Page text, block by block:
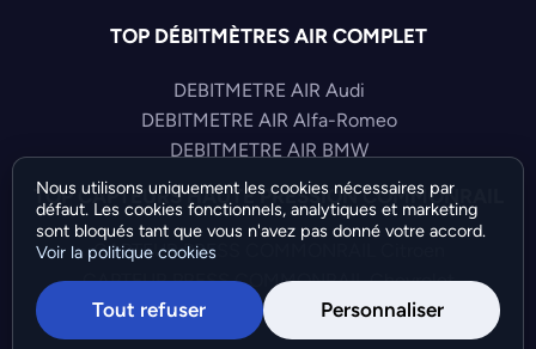
TOP DÉBITMÈTRES AIR COMPLET
DEBITMETRE AIR Audi
DEBITMETRE AIR Alfa-Romeo
DEBITMETRE AIR BMW
TOP CAPTEURS HAUTE PRESSION COMMONRAIL
CAPTEUR PRESS COMMONRAIL Citroen
CAPTEUR PRESS COMMONRAIL Chevrolet
CAPTEUR PRESS COMMONRAIL Citroen
Nous utilisons uniquement les cookies nécessaires par
défaut. Les cookies fonctionnels, analytiques et marketing
sont bloqués tant que vous n'avez pas donné votre accord.
Voir la politique cookies
Tout refuser Personnaliser